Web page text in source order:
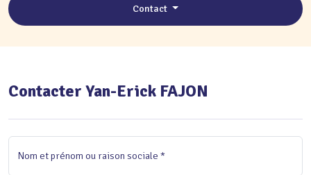
Contact
Contacter Yan-Erick FAJON
Nom et prénom ou raison sociale *